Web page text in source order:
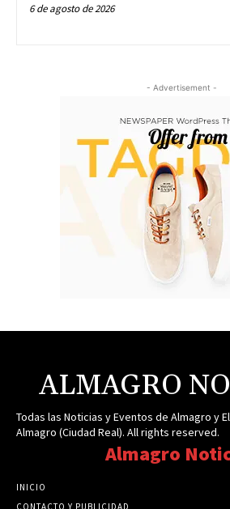
6 de agosto de 2026
- Advertisement -
ALMAGRO
Todas las Noticias y Eventos de Almagro y
Almagro (Ciudad Real). All rights reserved.
Almagro
INICIO
CONTACTO Y PUBLICIDAD